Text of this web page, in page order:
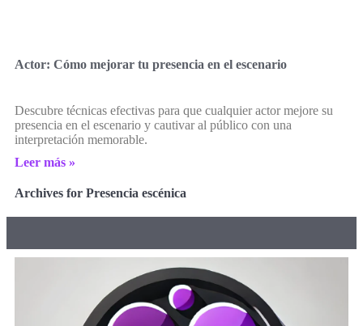
Actor: Cómo mejorar tu presencia en el escenario
Descubre técnicas efectivas para que cualquier actor mejore su
presencia en el escenario y cautivar al público con una
interpretación memorable.
Leer más »
Archives for Presencia escénica